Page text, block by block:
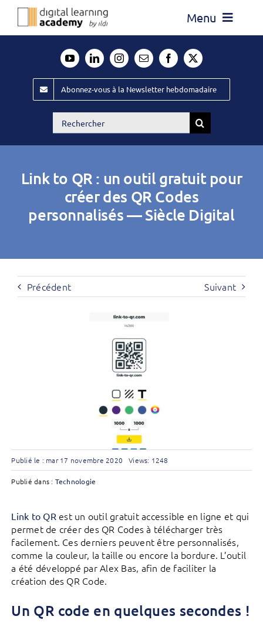
Passer
Menu
Évènements ILDI
Offres d’emploi
Publiez
Contact
Abonnez-vous à la Newsletter hebdomadaire
Rechercher:
Link to QR : un outil gratuit pour
créer des QR Codes
personnalisés — Siècle Digital
Précédent Suivant
Publié le : mar 17 novembre 2020 Views: 1248
Publié dans : Technologie
Link to QRest un outil gratuit accessible en ligne et qui
permet de créer des QR Codes à télécharger très
facilement. Ces derniers peuvent être personnalisés,
comme la couleur, la taille ou encore la bordure. L’outil
a été développé par Alex Bas, afin de faciliter la
création des QR Code.
Un QR code en quelques secondes !